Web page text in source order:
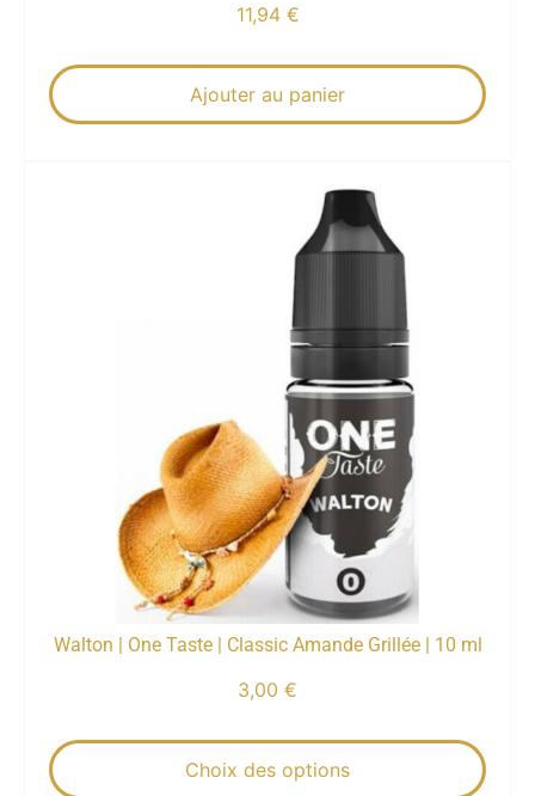
11,94 €
Ajouter au panier
Walton | One Taste | Classic Amande Grillée | 10 ml
3,00 €
Choix des options